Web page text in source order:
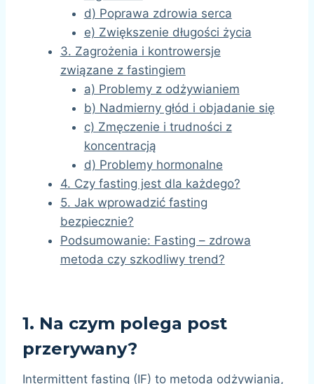
d) Poprawa zdrowia serca
e) Zwiększenie długości życia
3. Zagrożenia i kontrowersje
związane z fastingiem
a) Problemy z odżywianiem
b) Nadmierny głód i objadanie się
c) Zmęczenie i trudności z
koncentracją
d) Problemy hormonalne
4. Czy fasting jest dla każdego?
5. Jak wprowadzić fasting
bezpiecznie?
Podsumowanie: Fasting – zdrowa
metoda czy szkodliwy trend?
1. Na czym polega post
przerywany?
Intermittent fasting (IF) to metoda odżywiania,